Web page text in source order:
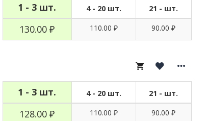
1 - 3 шт. 4 - 20 шт. 21 - шт.
130.00 ₽ 110.00 ₽ 90.00 ₽
1 - 3 шт. 4 - 20 шт. 21 - шт.
128.00 ₽ 110.00 ₽ 90.00 ₽